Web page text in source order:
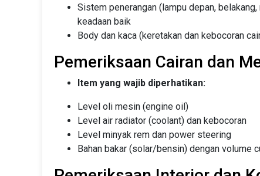
Sistem penerangan (lampu depan,
keadaan baik
Body dan kaca (keretakan dan kebocoran
Pemeriksaan Cairan dan
Item yang wajib diperhatikan:
Level oli mesin (engine oil)
Level air radiator (coolant) dan kebocoran
Level minyak rem dan power steering
Bahan bakar (solar/bensin) dengan volume